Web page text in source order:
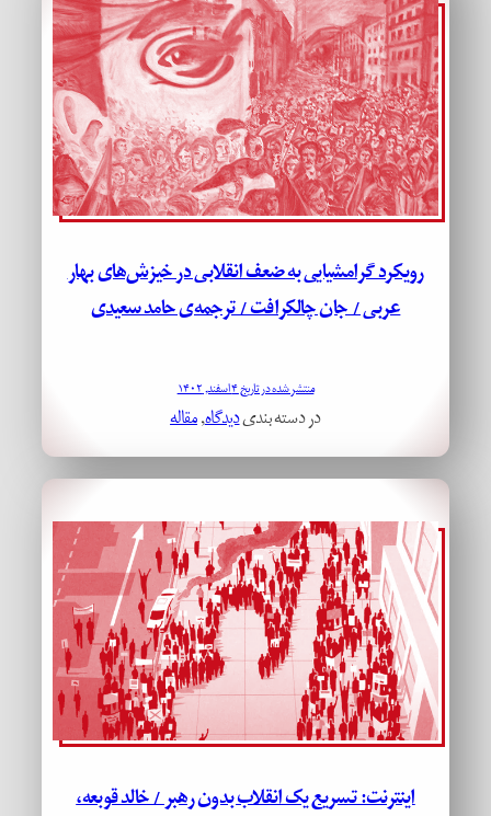
رویکرد گرامشیایی به ضعف انقلابی در خیزش‌های بهار
عربی / جان چالکرافت / ترجمه‌ی حامد سعیدی
منتشر شده در تاریخ ۴ اسفند, ۱۴۰۲
در دسته بندیدیدگاه, مقاله
اینترنت: تسریع یک انقلاب بدون رهبر / خالد قوبعه،